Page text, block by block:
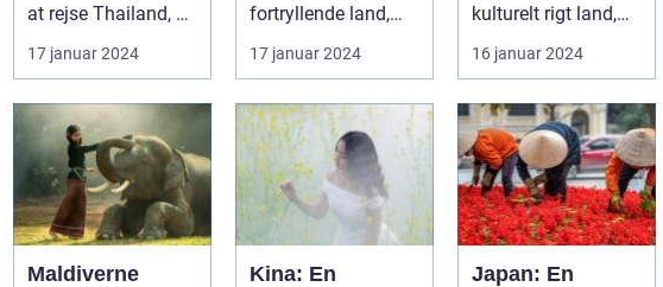
at rejse Thailand, et
land rigt på kultur,
hist...
17 januar 2024
fortryllende land,
berømt for sin
unikke blanding af
g...
17 januar 2024
kulturelt rigt land,
der har tiltrukket
rejsende...
16 januar 2024
Maldiverne
Kina: En
Japan: En